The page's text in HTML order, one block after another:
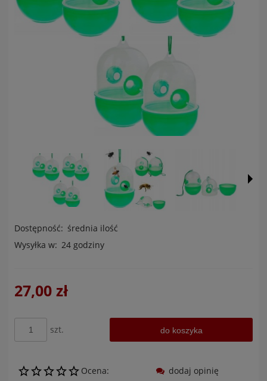
Dostępność: średnia ilość
Wysyłka w: 24 godziny
27,00 zł
szt. do koszyka
Ocena:
dodaj opinię